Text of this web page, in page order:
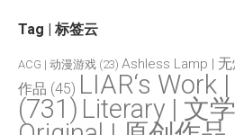
Tag | 标签云
ACG | 动漫游戏 (23) Ashless Lamp |
作品 (45) LIAR‘s Work
(731) Literary | 文